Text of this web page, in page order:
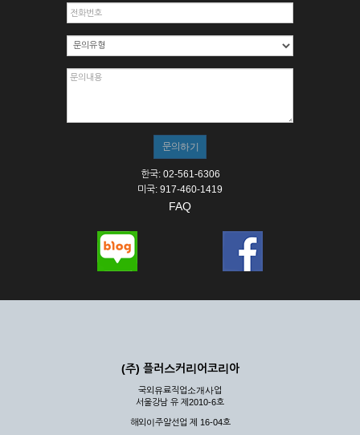
한국: 02-561-6306
미국: 917-460-1419
FAQ
(주) 플러스커리어코리아
국외유료직업소개사업
서울강남 유 제2010-6호
해외이주알선업 제 16-04호